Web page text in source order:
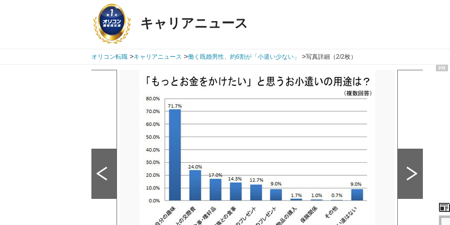
キャリアニュース
オリコン転職 >キャリアニュース >働く既婚男性、約6割が「小遣い少ない」 >写真詳細（2/2枚）
PR